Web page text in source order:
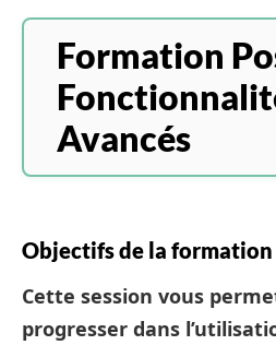
Formation
Avancés
Objectifs de la formation
Cette session vous
progresser dans